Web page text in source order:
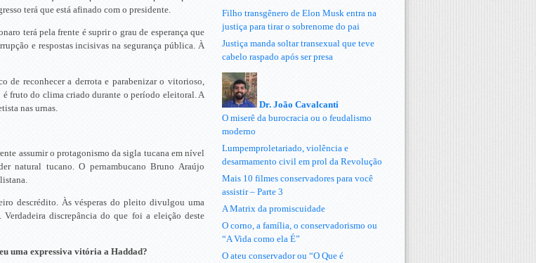
terá que está afinado com o presidente.
terá pela frente é suprir o grau de esperança que
e respostas incisivas na segurança pública. À
de reconhecer a derrota e parabenizar o vitorioso,
fruto do clima criado durante o período eleitoral. A
nas urnas.
assumir o protagonismo da sigla tucana em nível
natural tucano. O pernambucano Bruno Araújo
descrédito. Às vésperas do pleito divulgou uma
discrepância do que foi a eleição deste
uma expressiva vitória a Haddad?
Filho transgênero de Elon Musk entra na
justiça para tirar o sobrenome do pai
Justiça manda soltar transexual que teve
cabelo raspado após ser presa
Dr. João Cavalcanti
O miserê da burocracia ou o feudalismo
moderno
Lumpemproletariado, violência e
desarmamento civil em prol da Revolução
Mais 10 filmes conservadores para você
assistir – Parte 3
A Matrix da promiscuidade
O corno, a família, o conservadorismo ou
“A Vida como ela É”
O ateu conservador ou “O Que é